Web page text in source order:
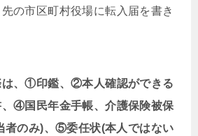
の市区町村役場に転入届を書き
は、①印鑑、②本人確認ができる
④国民年金手帳、介護保険被保
者のみ)、⑤委任状(本人ではない